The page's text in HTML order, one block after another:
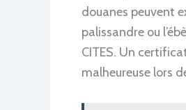
douanes peuvent
palissandre ou
CITES. Un
malheureuse lors